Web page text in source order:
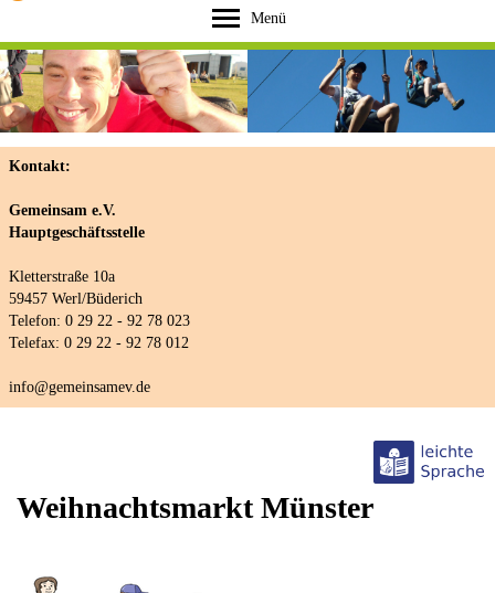
Menü
Weihnachtsmarkt Münster
Kontakt:
Gemeinsam e.V.
Hauptgeschäftsstelle
Kletterstraße 10a
59457 Werl/Büderich
Telefon: 0 29 22 - 92 78 023
Telefax: 0 29 22 - 92 78 012
info@gemeinsamev.de